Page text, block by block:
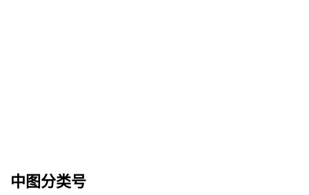
中图分类号